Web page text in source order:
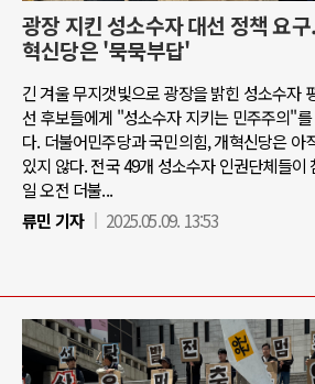
광장 지킨 성소수자 대선 정책 요구
혁신당은 '묵묵부답'
긴 겨울 무지갯빛으로 광장을 밝힌 성소수자
선 후보들에게 "성소수자 지키는 민주주의"
다. 더불어민주당과 국민의힘, 개혁신당은 아
있지 않다. 전국 49개 성소수자 인권단체들이
일 오전 더불...
류민 기자
2025.05.09. 13:53